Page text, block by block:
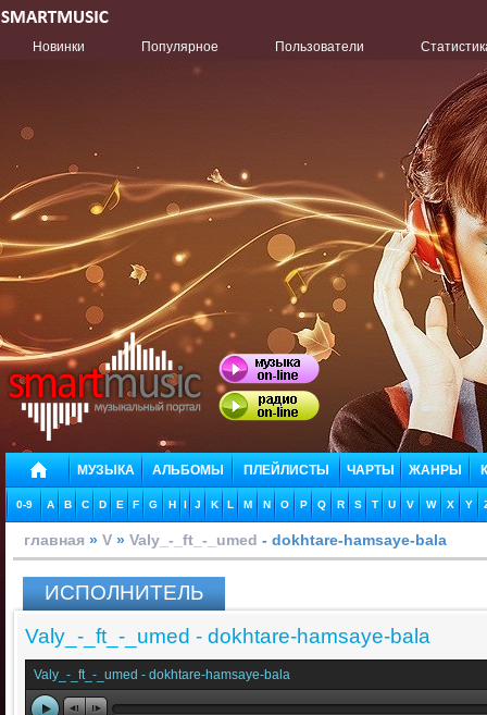
Новинки Популярное Пользователи
МУЗЫКА АЛЬБОМЫ ПЛЕЙЛИСТЫ ЧАРТЫ ЖАНРЫ
0-9 A B C D E F G H I J K L M N O P Q R S T U V W X Y
главная » V » Valy_-_ft_-_umed - dokhtare-hamsaye-bala
ИСПОЛНИТЕЛЬ
Valy_-_ft_-_umed - dokhtare-hamsaye-bala
Valy_-_ft_-_umed - dokhtare-hamsaye-bala